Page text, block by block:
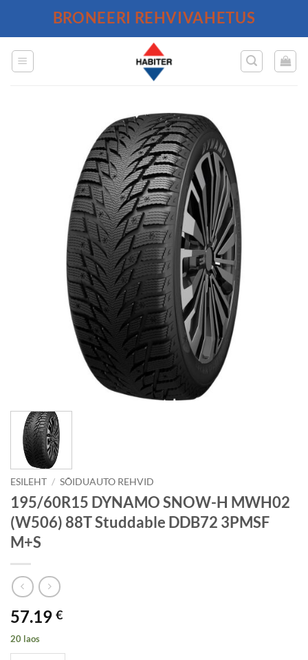
BRONEERI REHVIVAHETUS
ESILEHT / SÕIDUAUTO REHVID
195/60R15 DYNAMO SNOW-H MWH02
(W506) 88T Studdable DDB72 3PMSF
M+S
57.19 €
20 laos